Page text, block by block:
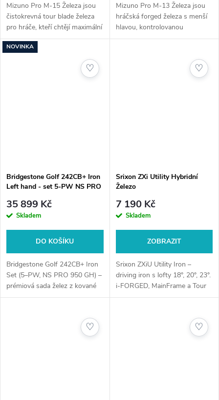
Mizuno Pro M-15 Železa jsou
čistokrevná tour blade železa
pro hráče, kteří chtějí maximální
kontrolu, shot-making a
přesnost. Plně kováné v
Hiroshimě z 1025E uhlíkové
Mizuno Pro M-13 Železa jsou
hráčská forged železa s menší
hlavou, kontrolovanou
trajektorií a čistým kontaktem
preferují přesnost a cit při...
NOVINKA
Bridgestone Golf 242CB+ Iron
Left hand - set 5-PW NS PRO
35 899 Kč
Skladem
DO KOŠÍKU
Bridgestone Golf 242CB+ Iron
Set (5–PW, NS PRO 950 GH) –
prémiová sada želez z kované
oceli S20C s vynikajícím citem,
♡
Srixon ZXi Utility Hybridní
Železo
7 190 Kč
Skladem
ZOBRAZIT
Srixon ZXiU Utility Iron –
driving iron s lofty 18°, 20°, 23°.
i-FORGED, MainFrame a Tour
V.T. Sole poskytují kombinaci
♡
♡ ♡